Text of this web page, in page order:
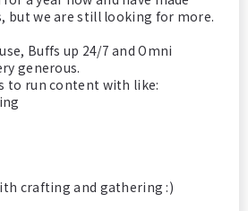
but we are still looking for more.
Buffs up 24/7 and Omni
generous.
to run content with like:
crafting and gathering :)